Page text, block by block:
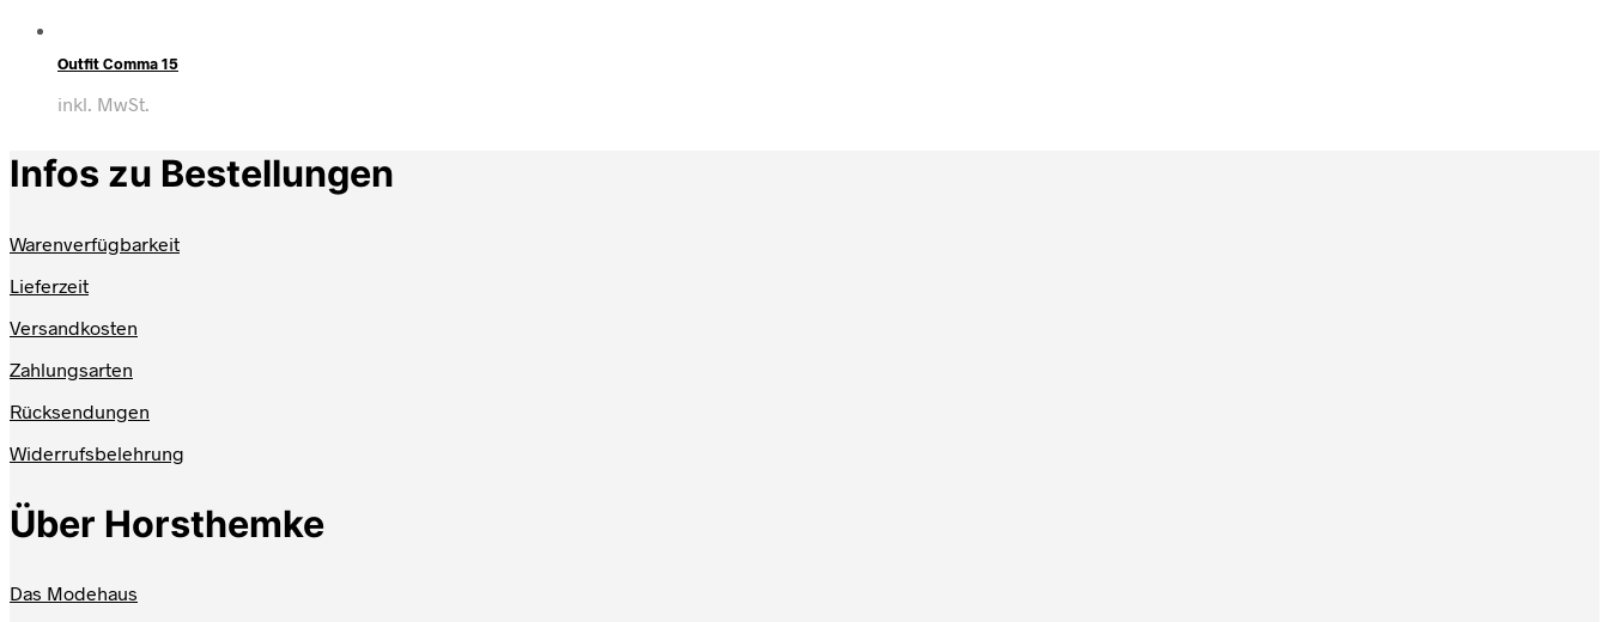
Outfit Comma 15
inkl. MwSt.
Infos zu Bestellungen
Warenverfügbarkeit
Lieferzeit
Versandkosten
Zahlungsarten
Rücksendungen
Widerrufsbelehrung
Über Horsthemke
Das Modehaus